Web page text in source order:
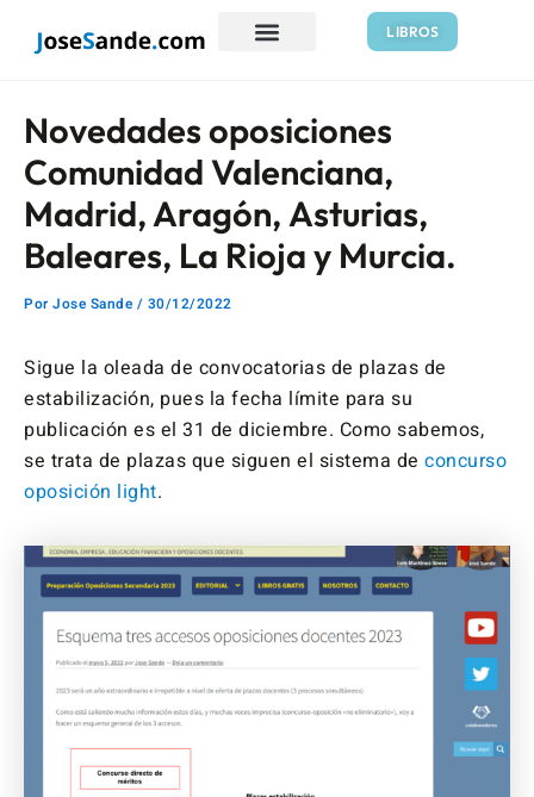
LIBROS
Novedades oposiciones
Comunidad Valenciana,
Madrid, Aragón, Asturias,
Baleares, La Rioja y Murcia.
Por Jose Sande / 30/12/2022
Sigue la oleada de convocatorias de plazas de
estabilización, pues la fecha límite para su
publicación es el 31 de diciembre. Como sabemos,
se trata de plazas que siguen el sistema de concurso
oposición light.
de